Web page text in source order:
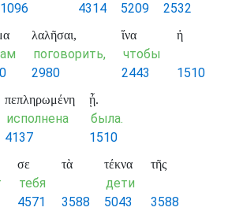
1096
4314
5209
2532
λαλῆσαι,
поговорить,
2980
ἵνα
чтобы
2443
ἡ
1510
πεπληρωμένη
исполнена
4137
ᾖ.
была.
1510
σε
тебя
4571
τὰ
3588
τέκνα
дети
5043
τῆς
3588